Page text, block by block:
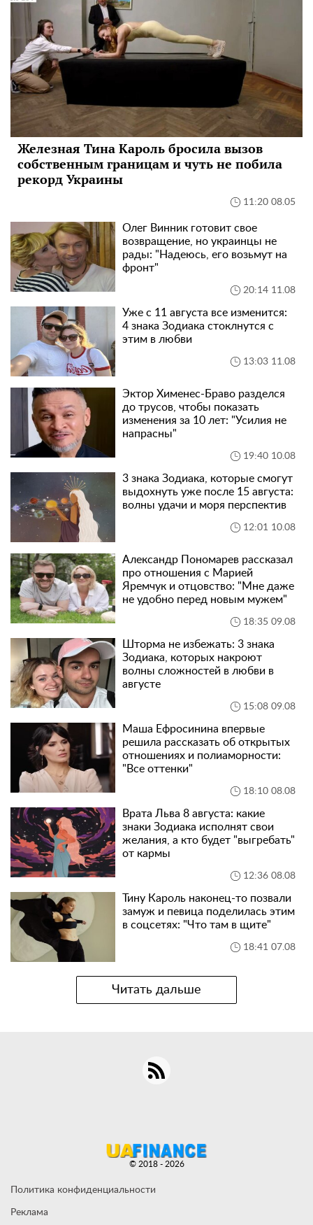
Железная Тина Кароль бросила вызов
собственным границам и чуть не побила
рекорд Украины
11:20 08.05
Олег Винник готовит свое
возвращение, но украинцы не
рады: "Надеюсь, его возьмут на
фронт"
20:14 11.08
Уже с 11 августа все изменится:
4 знака Зодиака стоклнутся с
этим в любви
13:03 11.08
Эктор Хименес-Браво разделся
до трусов, чтобы показать
изменения за 10 лет: "Усилия не
напрасны"
19:40 10.08
3 знака Зодиака, которые смогут
выдохнуть уже после 15 августа:
волны удачи и моря перспектив
12:01 10.08
Александр Пономарев рассказал
про отношения с Марией
Яремчук и отцовство: "Мне даже
не удобно перед новым мужем"
18:35 09.08
Шторма не избежать: 3 знака
Зодиака, которых накроют
волны сложностей в любви в
августе
15:08 09.08
Маша Ефросинина впервые
решила рассказать об открытых
отношениях и полиаморности:
"Все оттенки"
18:10 08.08
Врата Льва 8 августа: какие
знаки Зодиака исполнят свои
желания, а кто будет "выгребать"
от кармы
12:36 08.08
Тину Кароль наконец-то позвали
замуж и певица поделилась этим
в соцсетях: "Что там в щите"
18:41 07.08
Читать дальше
Политика конфиденциальности
Реклама
© 2018 - 2026